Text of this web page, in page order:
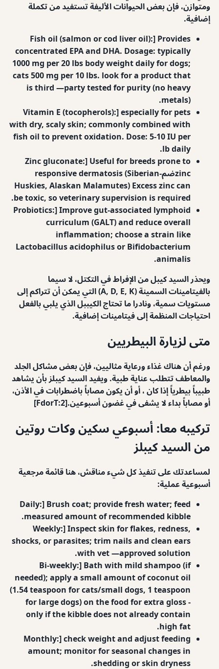
ومتوازن، فإن بعض الحيوانات الأليفة تستفيد من تكملة
إضافية.
Fish oil (salmon or cod liver oil):] Provides
concentrated EPA and DHA. Dosage: typically
1000 mg per 20 lbs body weight daily for dogs;
cats 500 mg per 10 lbs. look for a product that
is third —party tested for purity (no heavy
metals).
Vitamin E (tocopherols):] especially for pets
with dry, scaly skin; commonly combined with
fish oil to prevent oxidation. Dose: 5-10 IU per
lb daily.
Zinc gluconate:] Useful for breeds prone to
zincضم-responsive dermatosis (Siberian
Huskies, Alaskan Malamutes) Excess zinc can
be toxic, so veterinary supervision is required.
Probiotics:] Improve gut‐associated lymphoid
curriculum (GALT) and reduce overall
inflammation; choose a strain like
Lactobacillus acidophilus or Bifidobacterium
animalis.
ويحذر السيد كيبل من الإفراط في التكتل، لا سيما
بالفيتامينات السمينة (A, D, E, K) التي يمكن أن تتراكم إلى
مستويات سمية، ونادرا ما تحتاج الكيببل الذي يلبي بالفعل
احتياجات المنظمة إلى فيتامينات إضافية.
متى لزيارة البيطريين
ورغم أن هناك غذاء ورعاية مثاليين، فإن بعض مشاكل الجلد
والمعاطف تتطلب عناية طبية. ويفيد السيد كيبلز بأن يشاهد
طبيباً بيطرياً إذا كان ، أو أن يكون مصاباً باضطرابات في الأذن،
أو مصاباً بداء لا يشفى في غضون أسبوعين.[FdorT:2]
تركيبه معا: أسبوعي سكين وكات روتين
من السيد كيبلز
لمساعدتك على تنفيذ كل شيء مناقش، هنا قائمة مرجعية
أسبوعية عملية:
Daily:] Brush coat; provide fresh water; feed
measured amount of recommended kibble.
Weekly:] Inspect skin for flakes, redness,
shocks, or parasites; trim nails and clean ears
with vet —approved solution.
Bi‐weekly:] Bath with mild shampoo (if
needed); apply a small amount of coconut oil
(1.54 teaspoon for cats/small dogs, 1 teaspoon
for large dogs) on the food for extra gloss -
only if the kibble does not already contain
high fat.
Monthly:] check weight and adjust feeding
amount; monitor for seasonal changes in
shedding or skin dryness.